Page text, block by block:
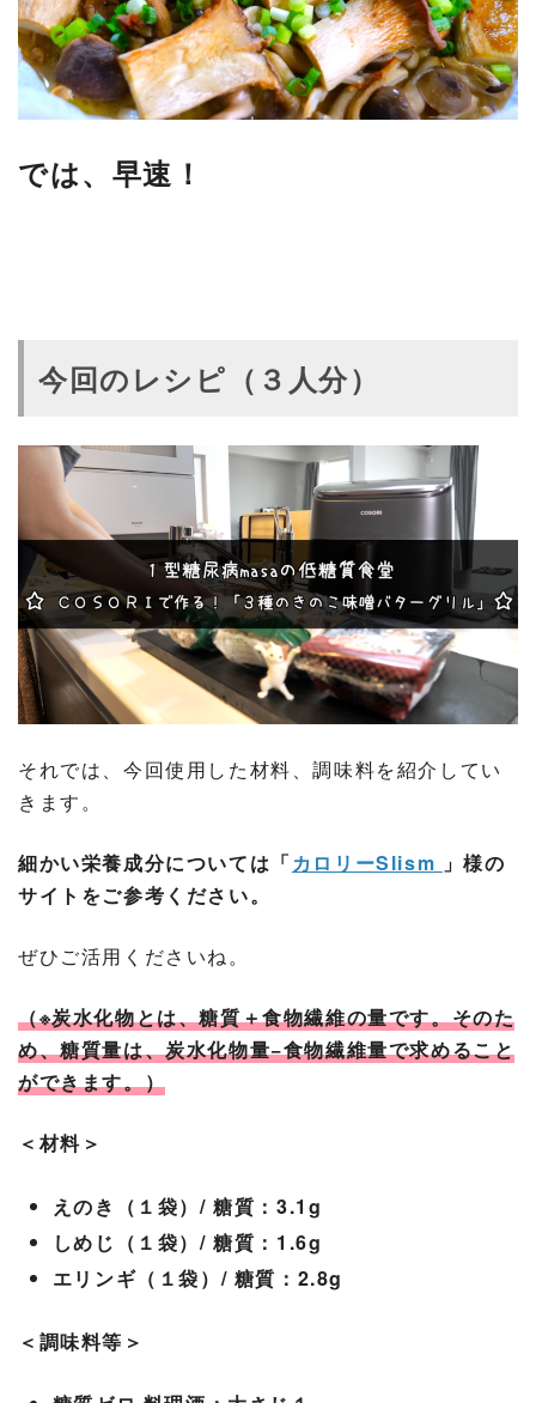
では、早速！
今回のレシピ（３人分）
それでは、今回使用した材料、調味料を紹介してい
きます。
細かい栄養成分については「カロリーSlism 」様の
サイトをご参考ください。
ぜひご活用くださいね。
（※炭水化物とは、糖質＋食物繊維の量です。そのた
め、糖質量は、炭水化物量−食物繊維量で求めること
ができます。）
＜材料＞
えのき（１袋）/ 糖質：3.1g
しめじ（１袋）/ 糖質：1.6g
エリンギ（１袋）/ 糖質：2.8g
＜調味料等＞